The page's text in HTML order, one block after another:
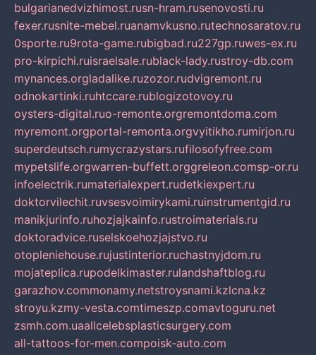
bulgarianedvizhimost.rusn-hram.rusenovosti.ru
fexer.rusnite-mebel.ruanamvkusno.rutechnosaratov.ru
0sporte.ru9rota-game.rubigbad.ru227gp.ruwes-ex.ru
pro-kirpichi.ruisraelsale.rublack-lady.rustroy-db.com
mynances.orgladalike.ruzozor.rudvigremont.ru
odnokartinki.ruhtccare.rublogizotovoy.ru
oysters-digital.ruo-remonte.orgremontdoma.com
myremont.orgportal-remonta.orgvyitikho.rumirjon.ru
superdeutsch.rumycrazystars.rufilosofyfree.com
mypetslife.orgwarren-buffett.orggreleon.comsp-or.ru
infoelectrik.rumaterialexpert.rudetkiexpert.ru
doktorvilechit.ruvsesvoimirykami.ruinstrumentgid.ru
manikjurinfo.ruhozjajkainfo.rustroimaterials.ru
doktoradvice.ruselskoehozjajstvo.ru
otopleniehouse.rujustinterior.ruchastnyjdom.ru
mojateplica.rupodelkimaster.rulandshaftblog.ru
garazhov.commonamy.netstroysnami.kzlcna.kz
stroyu.kzmy-vesta.comtimeszp.comavtoguru.net
zsmh.com.uaallcelebsplasticsurgery.com
all-tattoos-for-men.compoisk-auto.com